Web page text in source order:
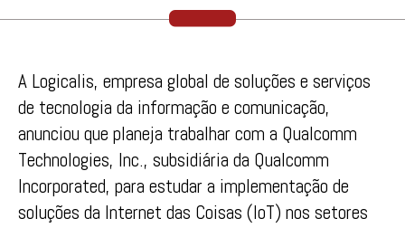
A Logicalis, empresa global de soluções e serviços
de tecnologia da informação e comunicação,
anunciou que planeja trabalhar com a Qualcomm
Technologies, Inc., subsidiária da Qualcomm
Incorporated, para estudar a implementação de
soluções da Internet das Coisas (IoT) nos setores